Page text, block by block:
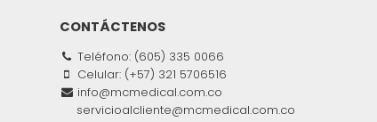
CONTÁCTENOS
Teléfono: (605) 335 0066
Celular: (+57) 321 5706516
info@mcmedical.com.co
servicioalcliente@mcmedical.com.co